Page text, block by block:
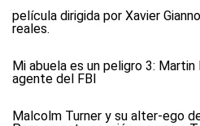
película dirigida por Xavier
reales.
Mi abuela es un peligro 3: Martin
agente del FBI
Malcolm Turner y su alter-ego